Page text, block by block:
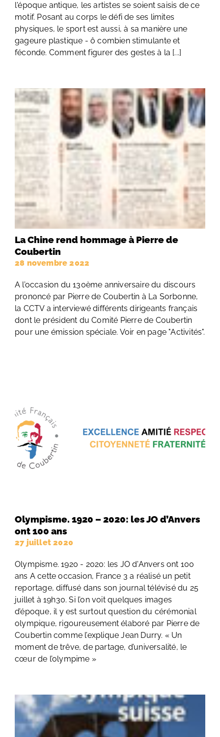
l'époque antique, les artistes se soient saisis de ce
motif. Posant au corps le défi de ses limites
physiques, le sport est aussi, à sa manière une
gageure plastique - ô combien stimulante et
féconde. Comment figurer des gestes à la [...]
La Chine rend hommage à Pierre de
Coubertin
28 novembre 2022
A l’occasion du 130ème anniversaire du discours
prononcé par Pierre de Coubertin à La Sorbonne,
la CCTV a interviewé différents dirigeants français
dont le président du Comité Pierre de Coubertin
pour une émission spéciale. Voir en page "Activités".
Olympisme. 1920 – 2020: les JO d’Anvers
ont 100 ans
27 juillet 2020
Olympisme. 1920 - 2020: les JO d'Anvers ont 100
ans A cette occasion, France 3 a réalisé un petit
reportage, diffusé dans son journal télévisé du 25
juillet à 19h30. Si l’on voit quelques images
d’époque, il y est surtout question du cérémonial
olympique, rigoureusement élaboré par Pierre de
Coubertin comme l’explique Jean Durry. « Un
moment de trêve, de partage, d’universalité, le
cœur de l’olympime »